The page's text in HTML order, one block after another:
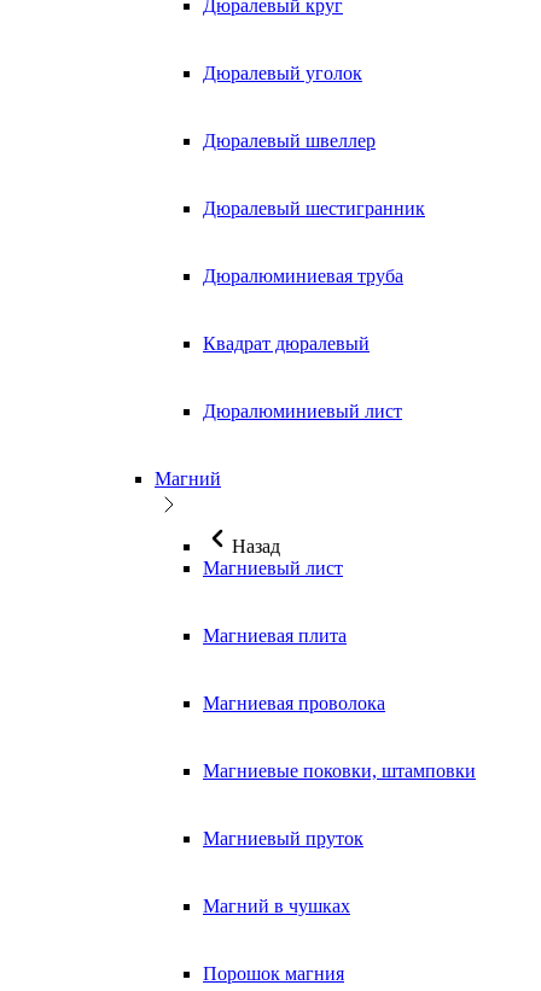
Дюралевый круг
Дюралевый уголок
Дюралевый швеллер
Дюралевый шестигранник
Дюралюминиевая труба
Квадрат дюралевый
Дюралюминиевый лист
Магний
Назад
Магниевый лист
Магниевая плита
Магниевая проволока
Магниевые поковки, штамповки
Магниевый пруток
Магний в чушках
Порошок магния